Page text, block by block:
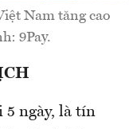
Nam tăng cao
9Pay.
5 ngày, là tín